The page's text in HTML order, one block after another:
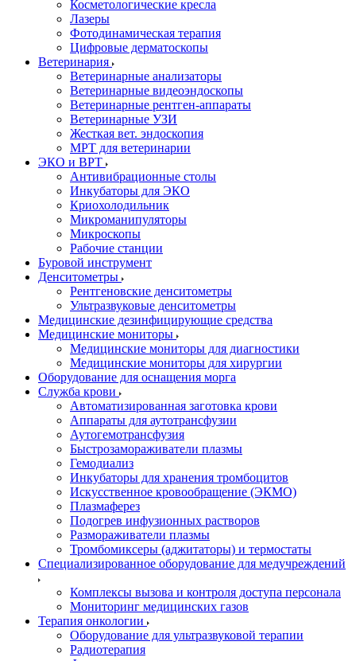
Косметологические кресла
Лазеры
Фотодинамическая терапия
Цифровые дерматоскопы
Ветеринария
Ветеринарные анализаторы
Ветеринарные видеоэндоскопы
Ветеринарные рентген-аппараты
Ветеринарные УЗИ
Жесткая вет. эндоскопия
МРТ для ветеринарии
ЭКО и ВРТ
Антивибрационные столы
Инкубаторы для ЭКО
Криохолодильник
Микроманипуляторы
Микроскопы
Рабочие станции
Буровой инструмент
Денситометры
Рентгеновские денситометры
Ультразвуковые денситометры
Медицинские дезинфицирующие средства
Медицинские мониторы
Медицинские мониторы для диагностики
Медицинские мониторы для хирургии
Оборудование для оснащения морга
Служба крови
Автоматизированная заготовка крови
Аппараты для аутотрансфузии
Аутогемотрансфузия
Быстрозамораживатели плазмы
Гемодиализ
Инкубаторы для хранения тромбоцитов
Искусственное кровообращение (ЭКМО)
Плазмаферез
Подогрев инфузионных растворов
Размораживатели плазмы
Тромбомиксеры (аджитаторы) и термостаты
Специализированное оборудование для медучреждений
Комплексы вызова и контроля доступа персонала
Мониторинг медицинских газов
Терапия онкологии
Оборудование для ультразвуковой терапии
Радиотерапия